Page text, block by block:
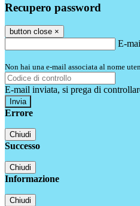
Recupero password
button close ×
E-
Non hai una e-mail associata al nome
E-mail inviata, si prega di
Errore
Chiudi
Successo
Chiudi
Informazione
Chiudi